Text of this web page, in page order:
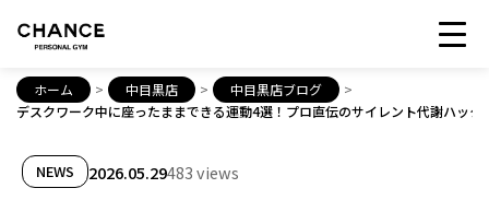
ホーム > 中目黒店 > 中目黒店ブログ
>
デスクワーク中に座ったままできる運動4選！プロ直伝のサイレント代謝ハック
NEWS 2026.05.29483 views